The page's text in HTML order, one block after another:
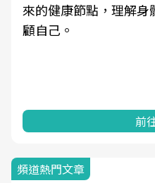
來的健康節點，理解
顧自己。
前
頻道熱門文章